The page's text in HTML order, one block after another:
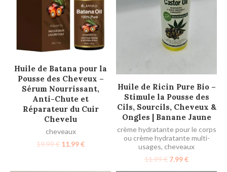
AJOUTER AU PANIER
Huile de Batana pour la
Pousse des Cheveux –
Sérum Nourrissant,
Anti-Chute et
Réparateur du Cuir
Chevelu
cheveaux
19.99€ 11.99€
AJOUTER AU PANIER
Huile de Ricin Pure Bio –
Stimule la Pousse des
Cils, Sourcils, Cheveux &
Ongles | Banane Jaune
crème hydratante pour le corps
ou crème hydratante multi-
usages, cheveaux
11.99€ 7.99€